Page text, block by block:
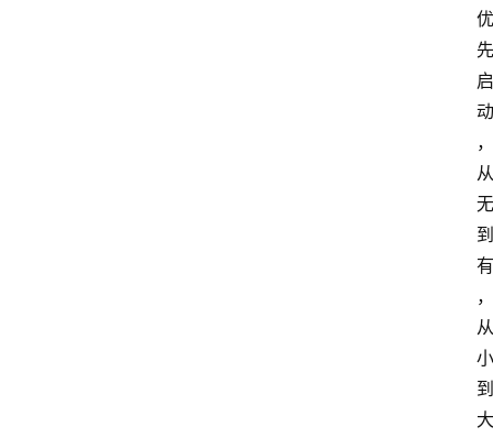
优
先
启
动
，
从
无
到
有
，
从
小
到
大